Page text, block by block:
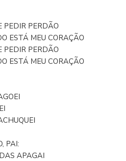
PEDIR PERDÃO
ESTÁ MEU CORAÇÃO
PEDIR PERDÃO
ESTÁ MEU CORAÇÃO
PAI:
APAGAI